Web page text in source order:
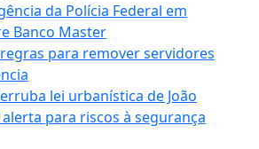
da Polícia Federal em
Banco Master
para remover servidores
lei urbanística de João
alerta para riscos à segurança